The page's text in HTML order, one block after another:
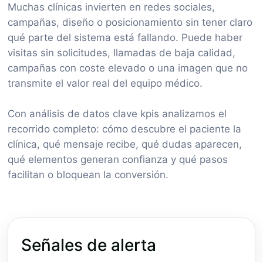
Muchas clínicas invierten en redes sociales,
campañas, diseño o posicionamiento sin tener claro
qué parte del sistema está fallando. Puede haber
visitas sin solicitudes, llamadas de baja calidad,
campañas con coste elevado o una imagen que no
transmite el valor real del equipo médico.
Con análisis de datos clave kpis analizamos el
recorrido completo: cómo descubre el paciente la
clínica, qué mensaje recibe, qué dudas aparecen,
qué elementos generan confianza y qué pasos
facilitan o bloquean la conversión.
Señales de alerta